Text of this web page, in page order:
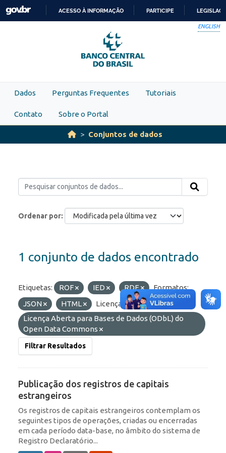
Skip to main content
PARA
O
CONTEÚDO
ACESSO À INFORMAÇÃO PARTICIPE
ENGLISH
Dados Perguntas Frequentes Tutoriais
Contato Sobre o Portal
Conjuntos de dados
Ordenar por
1 conjunto de dados encontrado
Etiquetas: ROF IED RDE
Formatos:
JSON
HTML
Licenças:
Licença Aberta para Bases de Dados (ODbL) do
Open Data Commons
Filtrar Resultados
Publicação dos registros de capitais
estrangeiros
Os registros de capitais estrangeiros contemplam os
seguintes tipos de operações, criadas ou encerradas
em cada período data-base, no âmbito do sistema de
Registro Declaratório...